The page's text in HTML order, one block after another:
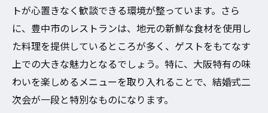
トが心置きなく歓談できる環境が整っています。さら
に、豊中市のレストランは、地元の新鮮な食材を使用し
た料理を提供しているところが多く、ゲストをもてなす
上での大きな魅力となるでしょう。特に、大阪特有の味
わいを楽しめるメニューを取り入れることで、結婚式二
次会が一段と特別なものになります。